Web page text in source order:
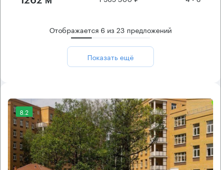
Отображается 6 из23 предложений
Показать ещё
8.2